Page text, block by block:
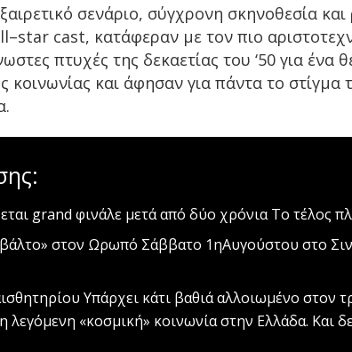
σενάριο, σύγχρονη σκηνοθεσία και
–star cast, κατάφεραν με τον πιο
πτυχές της δεκαετίας του ‘50 για ένα
κοινωνίας και άφησαν για πάντα το στίγμα
grand φινάλε μετά από δύο χρόνιαΤο τέλος
στον Ωρωπό Σάββατο 1ηΑυγούστου στο
Υπάρχει κάτι βαθιά αλλοιωμένο στον
λεγόμενη «κοσμική» κοινωνία στην Ελλάδα. Και